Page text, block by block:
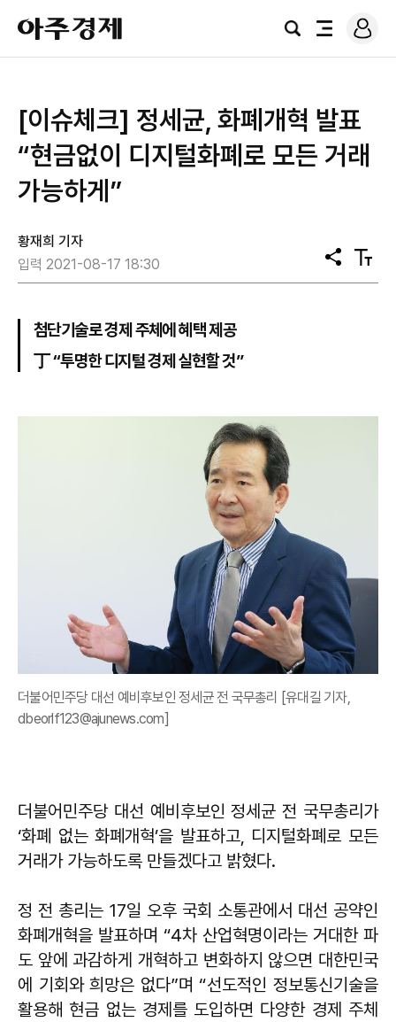
아
주
경
검
전
로
그
[이슈체크] 정세균, 화폐개혁 발표
“현금없이 디지털화폐로 모든 거래
가능하게”
황재희 기자
입력 2021-08-17 18:30
공
유
텍
스
첨단기술로 경제 주체에 혜택 제공
丁 “투명한 디지털 경제 실현할 것”
더불어민주당 대선 예비후보인 정세균 전 국무총리 [유대길 기자,
dbeorlf123@ajunews.com]
더불어민주당 대선 예비후보인 정세균 전 국무총리가
‘화폐 없는 화폐개혁’을 발표하고, 디지털화폐로 모든
거래가 가능하도록 만들겠다고 밝혔다.
정 전 총리는 17일 오후 국회 소통관에서 대선 공약인
화폐개혁을 발표하며 “4차 산업혁명이라는 거대한 파
도 앞에 과감하게 개혁하고 변화하지 않으면 대한민국
에 기회와 희망은 없다”며 “선도적인 정보통신기술을
활용해 현금 없는 경제를 도입하면 다양한 경제 주체